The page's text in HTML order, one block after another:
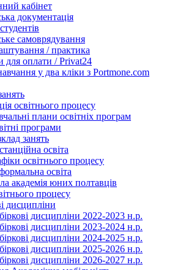
кабінет
документація
самоврядування
/ практика
для оплати / Privat24
у два кліки з Portmone.com
освітнього процесу
плани освітніх програм
програми
занять
освіта
освітнього процесу
освіта
академія юних полтавців
процесу
дисципліни
дисципліни 2022-2023 н.р.
дисципліни 2023-2024 н.р.
дисципліни 2024-2025 н.р.
дисципліни 2025-2026 н.р.
дисципліни 2026-2027 н.р.